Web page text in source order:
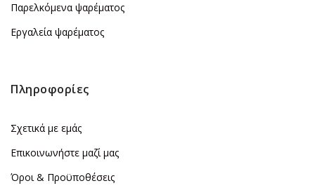
Παρελκόμενα ψαρέματος
Εργαλεία ψαρέματος
Πληροφορίες
Σχετικά με εμάς
Επικοινωνήστε μαζί μας
Όροι & Προϋποθέσεις